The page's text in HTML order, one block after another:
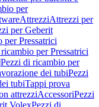
per
AttrezziAttrezzi per
per Geberit
per Pressatrici
per Pressatrici
Pezzi di ricambio per
dei tubiPezzi
tubiTappi prova
attrezziAccessoriPezzi
VolexPezzi di